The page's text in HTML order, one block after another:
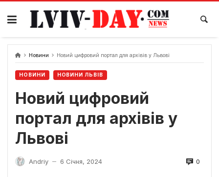
Skip
content
Новини Новий цифровий портал для архівів у Львові
НОВИНИ НОВИНИ ЛЬВІВ
Новий цифровий
портал для архівів у
Львові
Andriy — 6 Січня, 2024 0